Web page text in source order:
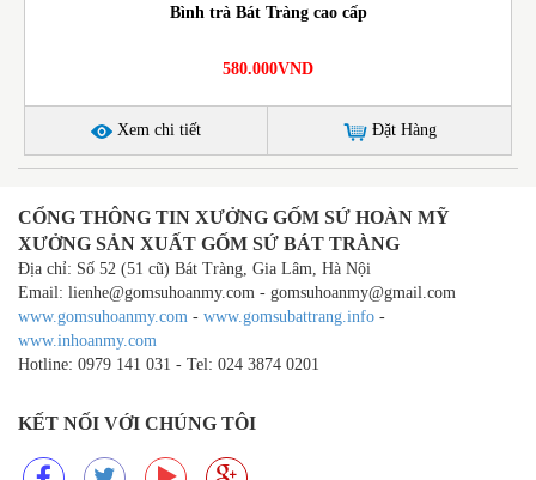
Bình trà Bát Tràng cao cấp
580.000VND
Xem chi tiết Đặt Hàng
CỔNG THÔNG TIN XƯỞNG GỐM SỨ HOÀN MỸ
XƯỞNG SẢN XUẤT GỐM SỨ BÁT TRÀNG
Địa chỉ: Số 52 (51 cũ) Bát Tràng, Gia Lâm, Hà Nội
Email: lienhe@gomsuhoanmy.com - gomsuhoanmy@gmail.com
www.gomsuhoanmy.com - www.gomsubattrang.info -
www.inhoanmy.com
Hotline: 0979 141 031 - Tel: 024 3874 0201
KẾT NỐI VỚI CHÚNG TÔI